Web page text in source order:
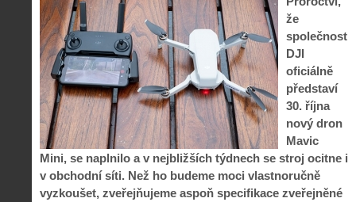
že
společnost
DJI
oficiálně
představí
30. října
nový dron
Mavic
Mini, se naplnilo a v nejbližších týdnech se stroj ocitne i
v obchodní síti. Než ho budeme moci vlastnoručně
vyzkoušet, zveřejňujeme aspoň specifikace zveřejněné